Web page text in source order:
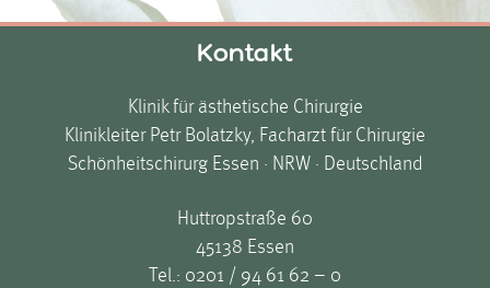
Kontakt
Klinik für ästhetische Chirurgie
Klinikleiter Petr Bolatzky, Facharzt für Chirurgie
Schönheitschirurg Essen · NRW · Deutschland
Huttropstraße 60
45138 Essen
Tel.: 0201 / 94 61 62 – 0